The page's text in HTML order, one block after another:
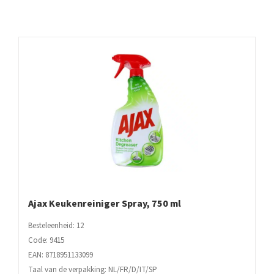
Ajax Keukenreiniger Spray, 750 ml
Besteleenheid: 12
Code: 9415
EAN: 8718951133099
Taal van de verpakking: NL/FR/D/IT/SP